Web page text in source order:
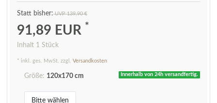
UVP 139,90 €
91,89 EUR *
Inhalt 1 Stück
* inkl. ges. MwSt. zzgl. Versandkosten
Innerhalb von 24h versandfertig.
Größe: 120x170 cm
Bitte wählen